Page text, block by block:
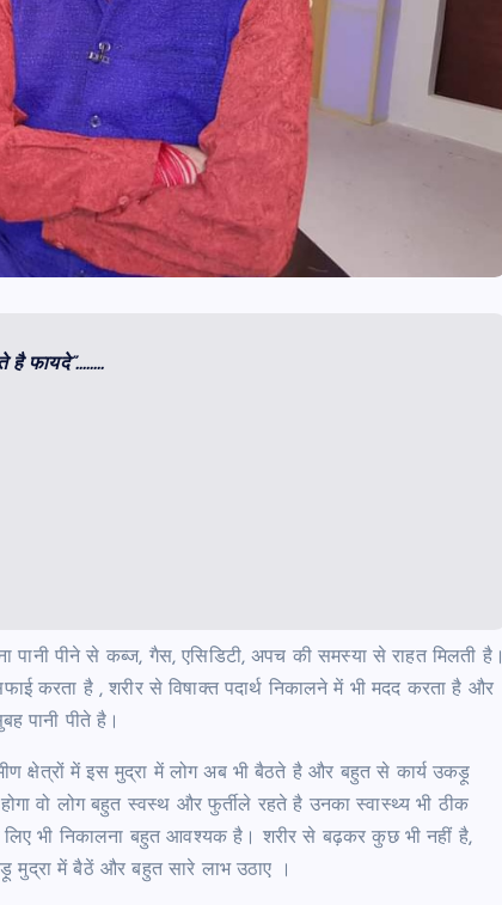
फायदे”……..
पीने से कब्ज, गैस, एसिडिटी, अपच की समस्या से राहत मिलती है।
है , शरीर से विषाक्त पदार्थ निकालने में भी मदद करता है और
पानी पीते है।
क्षेत्रों में इस मुद्रा में लोग अब भी बैठते है और बहुत से कार्य उकड़ू
वो लोग बहुत स्वस्थ और फुर्तीले रहते है उनका स्वास्थ्य भी ठीक
भी निकालना बहुत आवश्यक है। शरीर से बढ़कर कुछ भी नहीं है,
मुद्रा में बैठें और बहुत सारे लाभ उठाए ।